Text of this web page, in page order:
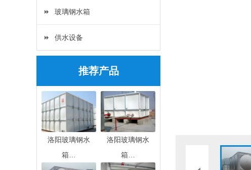
玻璃钢水箱
供水设备
推荐产品
洛阳玻璃钢水
箱…
洛阳玻璃钢水
箱…